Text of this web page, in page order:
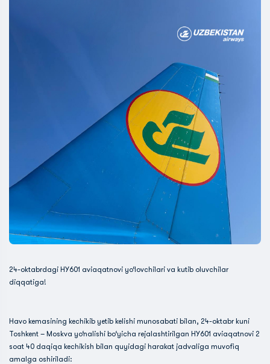
24-oktabrdagi HY601 aviaqatnovi yo‘lovchilari va kutib oluvchilar
diqqatiga!
Havo kemasining kechikib yetib kelishi munosabati bilan, 24-oktabr kuni
Toshkent – Moskva yo‘nalishi bo‘yicha rejalashtirilgan HY601 aviaqatnovi 2
soat 40 daqiqa kechikish bilan quyidagi harakat jadvaliga muvofiq
amalga oshiriladi: